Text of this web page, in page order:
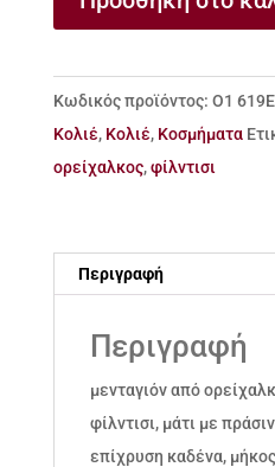
Κωδικός προϊόντος: Ο1
Κολιέ, Κολιέ, Κοσμήματα
ορείχαλκος,φίλντισι
Περιγραφή
Περιγραφή
μενταγιόν από
φίλντισι, μάτι με
επίχρυση καδένα,